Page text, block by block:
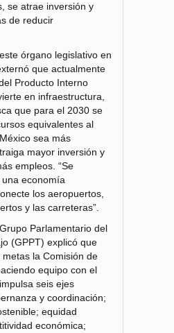
se atrae inversión y
de reducir
órgano legislativo en
que actualmente
Producto Interno
en infraestructura,
que para el 2030 se
equivalentes al
sea más
mayor inversión y
empleos. “Se
economía
los aeropuertos,
y las carreteras”.
Parlamentario del
(GPPT) explicó que
la Comisión de
equipo con el
seis ejes
y coordinación;
equidad
económica;